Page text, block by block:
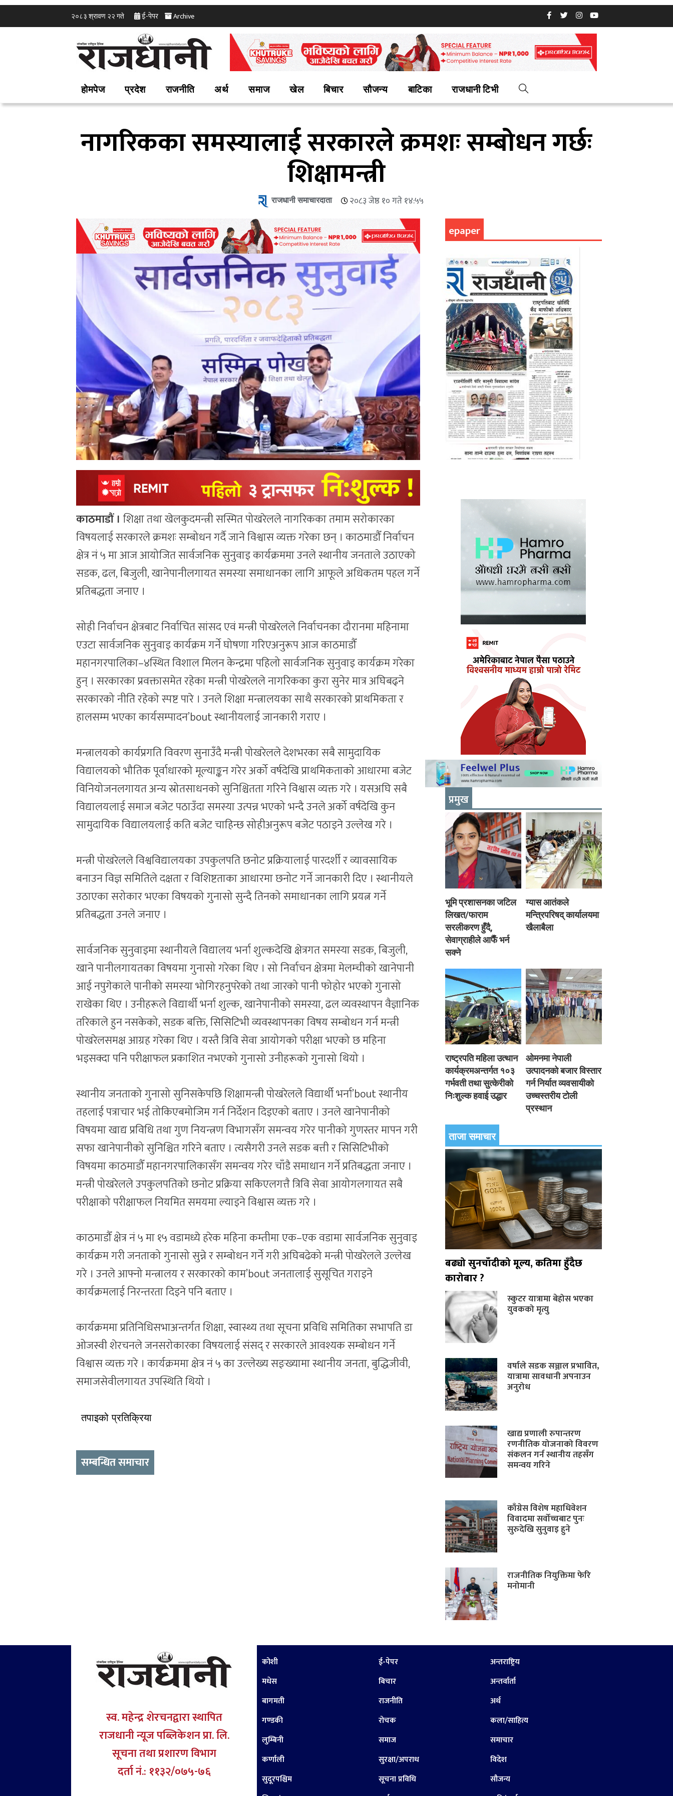
२०८३ श्रावण २२ गते ई-पेपर Archive
होमपेज प्रदेश राजनीति अर्थ समाज खेल बिचार सौजन्य बाटिका राजधानी टिभी
नागरिकका समस्यालाई सरकारले क्रमशः सम्बोधन गर्छः
शिक्षामन्त्री
राजधानी समाचारदाता २०८३ जेष्ठ १० गते १४:५५
काठमाडौं । शिक्षा तथा खेलकुदमन्त्री सस्मित पोखरेलले नागरिकका तमाम सरोकारका
विषयलाई सरकारले क्रमशः सम्बोधन गर्दै जाने विश्वास व्यक्त गरेका छन् । काठमाडौँ निर्वाचन
क्षेत्र नं ५ मा आज आयोजित सार्वजनिक सुनुवाइ कार्यक्रममा उनले स्थानीय जनताले उठाएको
सडक, ढल, बिजुली, खानेपानीलगायत समस्या समाधानका लागि आफूले अधिकतम पहल गर्ने
प्रतिबद्धता जनाए ।
सोही निर्वाचन क्षेत्रबाट निर्वाचित सांसद एवं मन्त्री पोखरेलले निर्वाचनका दौरानमा महिनामा
एउटा सार्वजनिक सुनुवाइ कार्यक्रम गर्ने घोषणा गरिएअनुरूप आज काठमाडौँ
महानगरपालिका–४स्थित विशाल मिलन केन्द्रमा पहिलो सार्वजनिक सुनुवाइ कार्यक्रम गरेका
हुन् । सरकारका प्रवक्तासमेत रहेका मन्त्री पोखरेलले नागरिकका कुरा सुनेर मात्र अघिबढ्ने
सरकारको नीति रहेको स्पष्ट पारे । उनले शिक्षा मन्त्रालयका साथै सरकारको प्राथमिकता र
हालसम्म भएका कार्यसम्पादन’bout स्थानीयलाई जानकारी गराए ।
मन्त्रालयको कार्यप्रगति विवरण सुनाउँदै मन्त्री पोखरेलले देशभरका सबै सामुदायिक
विद्यालयको भौतिक पूर्वाधारको मूल्याङ्कन गरेर अर्को वर्षदेखि प्राथमिकताको आधारमा बजेट
विनियोजनलगायत अन्य स्रोतसाधनको सुनिश्चितता गरिने विश्वास व्यक्त गरे । यसअघि सबै
विद्यालयलाई समाज बजेट पठाउँदा समस्या उत्पन्न भएको भन्दै उनले अर्को वर्षदेखि कुन
सामुदायिक विद्यालयलाई कति बजेट चाहिन्छ सोहीअनुरूप बजेट पठाइने उल्लेख गरे ।
मन्त्री पोखरेलले विश्वविद्यालयका उपकुलपति छनोट प्रक्रियालाई पारदर्शी र व्यावसायिक
बनाउन विज्ञ समितिले दक्षता र विशिष्टताका आधारमा छनोट गर्ने जानकारी दिए । स्थानीयले
उठाएका सरोकार भएका विषयको गुनासो सुन्दै तिनको समाधानका लागि प्रयत्न गर्ने
प्रतिबद्धता उनले जनाए ।
सार्वजनिक सुनुवाइमा स्थानीयले विद्यालय भर्ना शुल्कदेखि क्षेत्रगत समस्या सडक, बिजुली,
खाने पानीलगायतका विषयमा गुनासो गरेका थिए । सो निर्वाचन क्षेत्रमा मेलम्चीको खानेपानी
आई नपुगेकाले पानीको समस्या भोगिरहनुपरेको तथा जारको पानी फोहोर भएको गुनासो
राखेका थिए । उनीहरूले विद्यार्थी भर्ना शुल्क, खानेपानीको समस्या, ढल व्यवस्थापन वैज्ञानिक
तरिकाले हुन नसकेको, सडक बक्ति, सिसिटिभी व्यवस्थापनका विषय सम्बोधन गर्न मन्त्री
पोखरेलसमक्ष आग्रह गरेका थिए । यस्तै त्रिवि सेवा आयोगको परीक्षा भएको छ महिना
भइसक्दा पनि परीक्षाफल प्रकाशित नभएको गुनासो उनीहरूको गुनासो थियो ।
स्थानीय जनताको गुनासो सुनिसकेपछि शिक्षामन्त्री पोखरेलले विद्यार्थी भर्ना’bout स्थानीय
तहलाई पत्राचार भई तोकिएबमोजिम गर्न निर्देशन दिइएको बताए । उनले खानेपानीको
विषयमा खाद्य प्रविधि तथा गुण नियन्त्रण विभागसँग समन्वय गरेर पानीको गुणस्तर मापन गरी
सफा खानेपानीको सुनिश्चित गरिने बताए । त्यसैगरी उनले सडक बत्ती र सिसिटिभीको
विषयमा काठमाडौँ महानगरपालिकासँग समन्वय गरेर चाँडै समाधान गर्ने प्रतिबद्धता जनाए ।
मन्त्री पोखरेलले उपकुलपतिको छनोट प्रक्रिया सकिएलगत्तै त्रिवि सेवा आयोगलगायत सबै
परीक्षाको परीक्षाफल नियमित समयमा ल्याइने विश्वास व्यक्त गरे ।
काठमाडौँ क्षेत्र नं ५ मा १५ वडामध्ये हरेक महिना कम्तीमा एक–एक वडामा सार्वजनिक सुनुवाइ
कार्यक्रम गरी जनताको गुनासो सुन्ने र सम्बोधन गर्ने गरी अघिबढेको मन्त्री पोखरेलले उल्लेख
गरे । उनले आफ्नो मन्त्रालय र सरकारको काम’bout जनतालाई सुसूचित गराइने
कार्यक्रमलाई निरन्तरता दिइने पनि बताए ।
कार्यक्रममा प्रतिनिधिसभाअन्तर्गत शिक्षा, स्वास्थ्य तथा सूचना प्रविधि समितिका सभापति डा
ओजस्वी शेरचनले जनसरोकारका विषयलाई संसद् र सरकारले आवश्यक सम्बोधन गर्ने
विश्वास व्यक्त गरे । कार्यक्रममा क्षेत्र नं ५ का उल्लेख्य सङ्ख्यामा स्थानीय जनता, बुद्धिजीवी,
समाजसेवीलगायत उपस्थिति थियो ।
तपाइको प्रतिक्रिया
सम्बन्धित समाचार
epaper
प्रमुख
भूमि प्रशासनका जटिल
लिखत/फाराम
सरलीकरण हुँदै,
सेवाग्राहीले आफैँ भर्न
सक्ने
ग्यास आतंकले
मन्त्रिपरिषद् कार्यालयमा
खैलाबैला
राष्ट्रपति महिला उत्थान
कार्यक्रमअन्तर्गत १०३
गर्भवती तथा सुत्केरीको
निःशुल्क हवाई उद्धार
ओमनमा नेपाली
उत्पादनको बजार विस्तार
गर्न निर्यात व्यवसायीको
उच्चस्तरीय टोली
प्रस्थान
ताजा समाचार
बढ्यो सुनचाँदीको मूल्य, कतिमा हुँदैछ
कारोबार ?
स्कुटर यात्रामा बेहोस भएका
युवकको मृत्यु
वर्षाले सडक सञ्जाल प्रभावित,
यात्रामा सावधानी अपनाउन
अनुरोध
खाद्य प्रणाली रुपान्तरण
रणनीतिक योजनाको विवरण
संकलन गर्न स्थानीय तहसँग
समन्वय गरिने
काँग्रेस विशेष महाधिवेशन
विवादमा सर्वोच्चबाट पुनः
सुरुदेखि सुनुवाइ हुने
राजनीतिक नियुक्तिमा फेरि
मनोमानी
स्व. महेन्द्र शेरचनद्वारा स्थापित
राजधानी न्यूज पब्लिकेशन प्रा. लि.
सूचना तथा प्रशारण विभाग
दर्ता नं.: ११३२/०७५-७६
कोशी
मधेस
बागमती
गण्डकी
लुम्बिनी
कर्णाली
सुदूरपश्चिम
ई-पेपर
बिचार
राजनीति
रोचक
समाज
सुरक्षा/अपराध
सूचना प्रविधि
अन्तराष्ट्रिय
अन्तर्वार्ता
अर्थ
कला/साहित्य
समाचार
विदेश
सौजन्य